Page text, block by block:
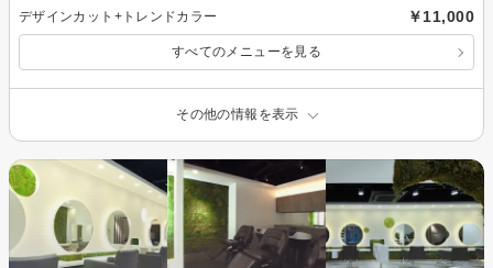
デザインカット+トレンドカラー ￥11,000
すべてのメニューを見る
その他の情報を表示